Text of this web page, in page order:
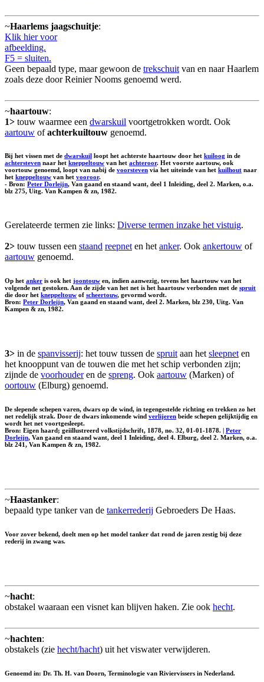
~Haarlems jaagschuitje:
Klik hier voor
afbeelding.
F5 = sluiten.
Geen bepaald type, maar gewoon de trekschuit van en naar Haarlem
zoals deze door Reinier Nooms genoemd werd.
~haartouw:
1> touw waarmee een dwarskuil voortgetrokken wordt. Ook
aartouw ofachterkuiltouw genoemd.
Bij het vissen met de dwarskuil loopt het achterste haartouw door het kuiloog in de
achtersteven naar het kneppeltouw van het achteroor. Het voorste aartouw, ook
voortouw genoemd, loopt van nabij de voorsteven via het uiteinde van het kuilhout naar
het kneppeltouw van het vooroor.
- Bron: Peter Dorleijn, Van gaand en staand want, deel 1 Inleiding, deel 2. Marken, o.a.
blz 275, Uitg. Van Kampen & zn, 1982.
Gerelateerde termen zie links: Diverse termen inzake het vistuig.
2> touw tussen een staand reepneten hetanker. Ook ankertouw of
aartouw genoemd.
Op het anker is ook het joontouw en, indien aanwezig, tevens het haartouw van het
volgende net gestoken. Aan de zijde van het net is het haartouw verbonden met de spruit
die door het kneppeltouw of scheertouw, gevormd wordt.
Bron: Peter Dorleijn, Van gaand en staand want, deel 2. Marken, blz 230, Uitg. Van
Kampen & zn, 1982.
3> in de spanvisserij: het touw tussen de spruit aan het sleepnet en
het knooppunt van de touwen die met het schip verbonden zijn;
zijnde de voorhouderen de spreng. Ook aartouw (Marken) of
oortouw (Elburg) genoemd.
De slepende schepen varen, dwars op de wind, in tegengestelde richting en trekken zo het
net redelijk strak. Door de dwars inkomende wind verlijeren beide schepen gelijktijdig en
wordt het net voortgesleept.
Bron: Eigen haard; geiïllustreerd volkstijdschrift, 1878, no. 32, 01-01-1878. | Peter
Dorleijn, Van gaand en staand want, deel 1 Inleiding, deel 4. Elburg, deel 2. Marken, o.a.
blz 241, Van Kampen & zn, 1982.
~Haastanker:
bepaald type tanker van de tankerrederij Gebroeders De Haas.
Voor zover bekend, doelt men op het model tanker dat rond de jaren zestig bij deze
rederij in zwang was.
~hacht:
obstakel waaraan een visnet kan blijven haken. Zie ook hecht.
~hachten:
obstakels (zie hecht/hacht) uit het viswater verwijderen.
Genoemd in: Dr. Th. H. van Doorn, Terminologie van Riviervissers in Nederland.